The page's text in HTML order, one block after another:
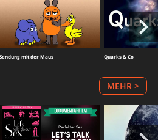
Sendung mit der Maus Quarks & Co
MEHR >